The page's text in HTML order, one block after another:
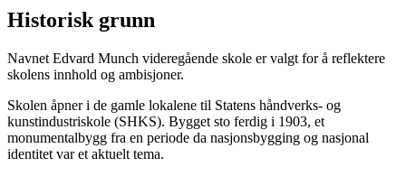
Historisk grunn
Navnet Edvard Munch videregående skole er valgt for å reflektere
skolens innhold og ambisjoner.
Skolen åpner i de gamle lokalene til Statens håndverks- og
kunstindustriskole (SHKS). Bygget sto ferdig i 1903, et
monumentalbygg fra en periode da nasjonsbygging og nasjonal
identitet var et aktuelt tema.